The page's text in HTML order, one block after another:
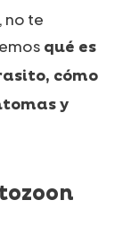
no te
qué es
cómo
y